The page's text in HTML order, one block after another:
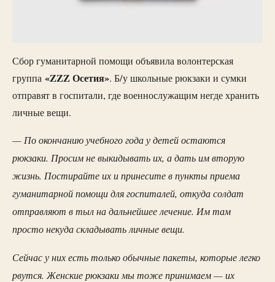
Сбор гуманитарной помощи объявила волонтерская
группа «ZZZ Осетия». Б/у школьные рюкзаки и сумки
отправят в госпитали, где военнослужащим негде хранить
личные вещи.
— По окончанию учебного года у детей остаются
рюкзаки. Просим не выкидывать их, а дать им вторую
жизнь. Постирайте их и принесите в пункты приема
гуманитарной помощи для госпиталей, откуда солдат
отправляют в тыл на дальнейшее лечение. Им там
просто некуда складывать личные вещи.
Сейчас у них есть только обычные пакеты, которые легко
рвутся. Женские рюкзаки мы тоже принимаем — их